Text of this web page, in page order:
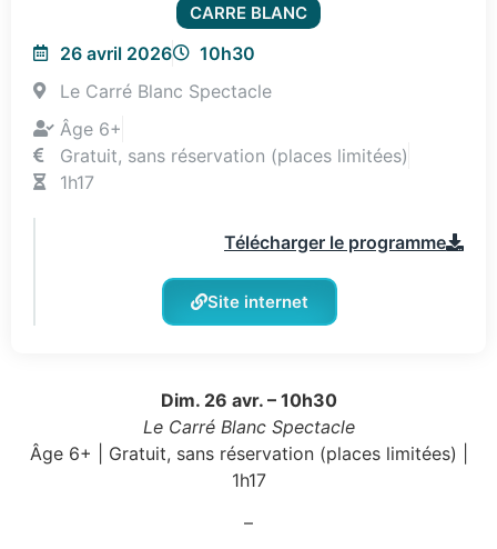
CARRE BLANC
26 avril 2026
10h30
Le Carré Blanc Spectacle
Âge 6+
Gratuit, sans réservation (places limitées)
1h17
Télécharger le programme
Site internet
Dim. 26 avr. – 10h30
Le Carré Blanc Spectacle
Âge 6+ | Gratuit, sans réservation (places limitées) |
1h17
–